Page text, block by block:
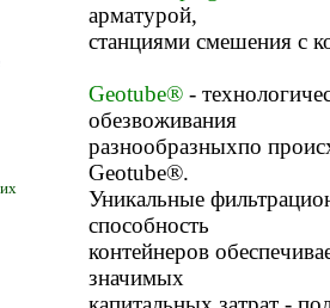
арматурой,
станциями смешения с
Geotube® -
обезвоживания
разнообразныхпо
Geotube®.
Уникальные
способность
контейнеров
значимых